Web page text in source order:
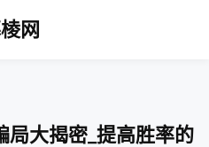
网
大揭密_提高胜率的